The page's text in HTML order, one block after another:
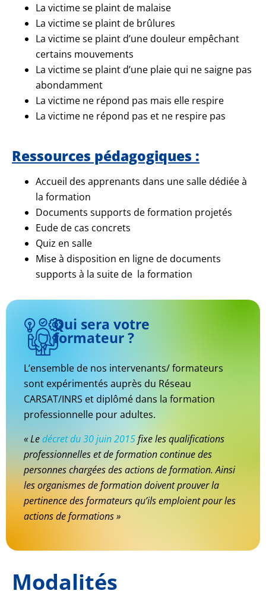
La victime se plaint de malaise
La victime se plaint de brûlures
La victime se plaint d’une douleur empêchant
certains mouvements
La victime se plaint d’une plaie qui ne saigne pas
abondamment
La victime ne répond pas mais elle respire
La victime ne répond pas et ne respire pas
Ressources pédagogiques :
Accueil des apprenants dans une salle dédiée à
la formation
Documents supports de formation projetés
Eude de cas concrets
Quiz en salle
Mise à disposition en ligne de documents
supports à la suite de la formation
Qui sera votre
formateur ?
L’ensemble de nos intervenants/ formateurs
sont expérimentés auprès du Réseau
CARSAT/INRS et diplômé dans la formation
professionnelle pour adultes.
« Ledécret du 30 juin 2015fixe les qualifications
professionnelles et de formation continue des
personnes chargées des actions de formation. Ainsi
les organismes de formation doivent prouver la
pertinence des formateurs qu’ils emploient pour les
actions de formations »
Modalités